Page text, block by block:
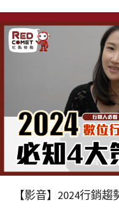
【影音】2024行銷